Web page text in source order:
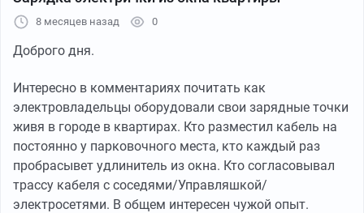
8 месяцев назад 0
Доброго дня.
Интересно в комментариях почитать как
электровладельцы оборудовали свои зарядные точки
живя в городе в квартирах. Кто разместил кабель на
постоянно у парковочного места, кто каждый раз
пробрасывет удлинитель из окна. Кто согласовывал
трассу кабеля с соседями/Управляшкой/
электросетями. В общем интересен чужой опыт.